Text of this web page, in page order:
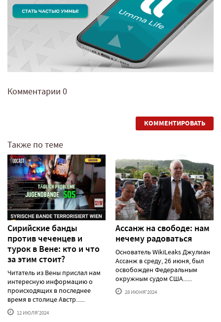
Комментарии 0
КОММЕНТИРОВАТЬ
Также по теме
Сирийские банды
против чеченцев и
турок в Вене: кто и что
за этим стоит?
Читатель из Вены прислал нам
интересную информацию о
происходящих в последнее
время в столице Австр......
12 ИЮЛЯ'2024
Ассанж на свободе: нам
нечему радоваться
Основатель WikiLeaks Джулиан
Ассанж в среду, 26 июня, был
освобожден Федеральным
окружным судом США......
28 ИЮНЯ'2024